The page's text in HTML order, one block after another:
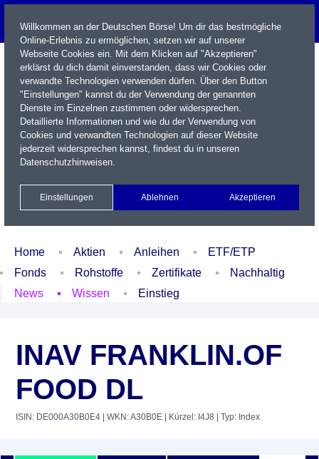
Name / WKN / ISIN / Kürzel
Xetra Realtime
Watchlist Portfolio Login
Home Aktien Anleihen
ETF/ETP
Fonds
Rohstoffe Zertifikate
Nachhaltig
News
Wissen Einstieg
INAV FRANKLIN.OF
FOOD DL
ISIN: DE000A30B0E4 | WKN: A30B0E | Kürzel: I4J8 | Typ: Index
Willkommen an der Deutschen Börse! Um dir das bestmögliche
Online-Erlebnis zu ermöglichen, setzen wir auf unserer
Webseite Cookies ein. Mit dem Klicken auf "Akzeptieren"
erklärst du dich damit einverstanden, dass wir Cookies oder
verwandte Technologien verwenden dürfen. Über den Button
"Einstellungen" kannst du der Verwendung der genannten
Dienste im Einzelnen zustimmen oder widersprechen.
Detaillierte Informationen und wie du der Verwendung von
Cookies und verwandten Technologien auf dieser Website
jederzeit widersprechen kannst, findest du in unseren
Datenschutzhinweisen.
Einstellungen Ablehnen Akzeptieren